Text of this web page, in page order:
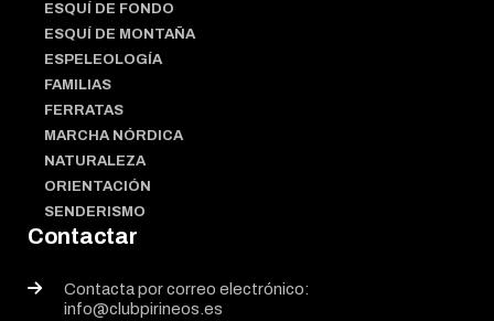
ESQUÍ DE FONDO
ESQUÍ DE MONTAÑA
ESPELEOLOGÍA
FAMILIAS
FERRATAS
MARCHA NÓRDICA
NATURALEZA
ORIENTACIÓN
SENDERISMO
Contactar
Contacta por correo electrónico:
info@clubpirineos.es